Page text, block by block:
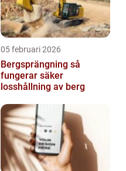
05 februari 2026
Bergsprängning så
fungerar säker
losshållning av berg